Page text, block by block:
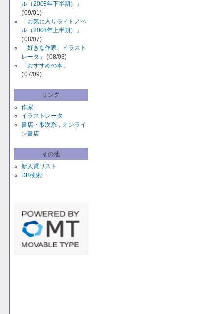
ル（2008年下半期）」
('09/01)
「お気に入りライトノベ
ル（2008年上半期）」
('08/07)
「好きな作家、イラスト
レータ」
('08/03)
「おすすめの本」
('07/09)
リンク
作家
イラストレータ
書店・取次系，オンライ
ン書店
その他
新人賞リスト
DB検索